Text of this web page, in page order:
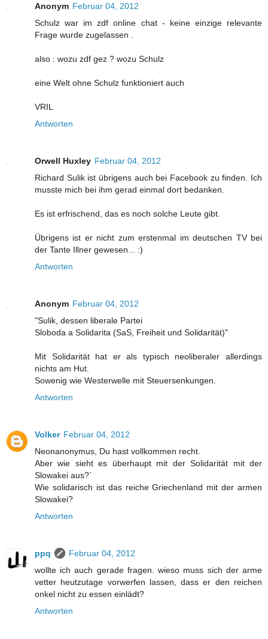
Anonym Februar 04, 2012
Schulz war im zdf online chat - keine einzige relevante
Frage wurde zugelassen .
also : wozu zdf gez ? wozu Schulz
eine Welt ohne Schulz funktioniert auch
VRIL
Antworten
Orwell Huxley Februar 04, 2012
Richard Sulik ist übrigens auch bei Facebook zu finden. Ich
musste mich bei ihm gerad einmal dort bedanken.
Es ist erfrischend, das es noch solche Leute gibt.
Übrigens ist er nicht zum erstenmal im deutschen TV bei
der Tante Illner gewesen... :)
Antworten
Anonym Februar 04, 2012
"Sulik, dessen liberale Partei
Sloboda a Solidarita (SaS, Freiheit und Solidarität)"
Mit Solidarität hat er als typisch neoliberaler allerdings
nichts am Hut.
Sowenig wie Westerwelle mit Steuersenkungen.
Antworten
Volker Februar 04, 2012
Neonanonymus, Du hast vollkommen recht.
Aber wie sieht es überhaupt mit der Solidarität mit der
Slowakei aus?`
Wie solidarisch ist das reiche Griechenland mit der armen
Slowakei?
Antworten
ppq
Februar 04, 2012
wollte ich auch gerade fragen. wieso muss sich der arme
vetter heutzutage vorwerfen lassen, dass er den reichen
onkel nicht zu essen einlädt?
Antworten